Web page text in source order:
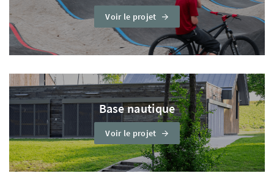
Voir le projet
Base nautique
Voir le projet